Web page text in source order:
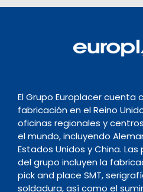
El Grupo Europlacer cuenta
fabricación en el Reino
oficinas regionales y
el mundo, incluyendo
Estados Unidos y China.
del grupo incluyen la
pick and place SMT,
soldadura, así como el